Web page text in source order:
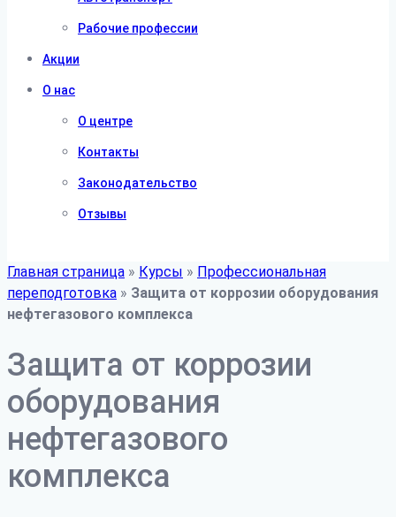
Рабочие профессии
Акции
О нас
О центре
Контакты
Законодательство
Отзывы
Главная страница » Курсы » Профессиональная
переподготовка » Защита от коррозии оборудования
нефтегазового комплекса
Защита от коррозии
оборудования
нефтегазового
комплекса